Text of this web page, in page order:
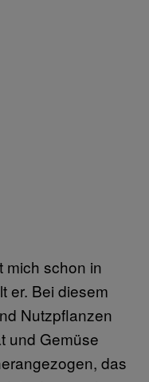
mich schon in
er. Bei diesem
Nutzpflanzen
und Gemüse
das